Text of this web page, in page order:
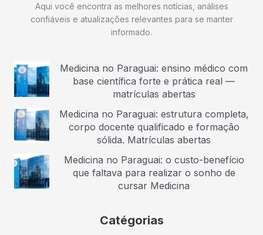
Aqui você encontra as melhores notícias, análises
confiáveis e atualizações relevantes para se manter
informado.
Medicina no Paraguai: ensino médico com
base científica forte e prática real —
matrículas abertas
Medicina no Paraguai: estrutura completa,
corpo docente qualificado e formação
sólida. Matrículas abertas
Medicina no Paraguai: o custo-benefício
que faltava para realizar o sonho de
cursar Medicina
Catégorias